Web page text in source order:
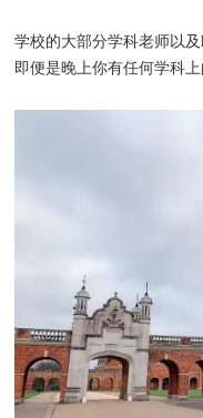
学校的大部分学科老师以及
即便是晚上你有任何学科